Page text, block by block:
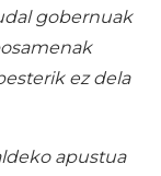
gobernuak
ez dela
apustua